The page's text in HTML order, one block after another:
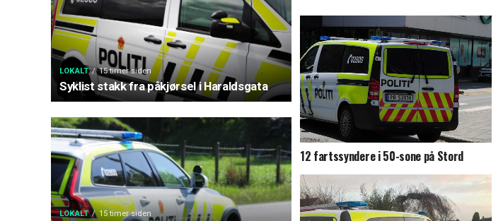
LOKALT 15 timer siden
Syklist stakk fra påkjørsel i Haraldsgata
LOKALT 15 timer siden
12 fartssyndere i 50-sone på Stord